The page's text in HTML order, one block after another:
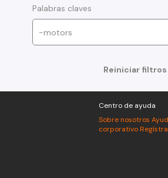
Foton
American Motors
Palabras claves
Reiniciar filtros
Centro de ayuda
Sobre nosotros
corporativo